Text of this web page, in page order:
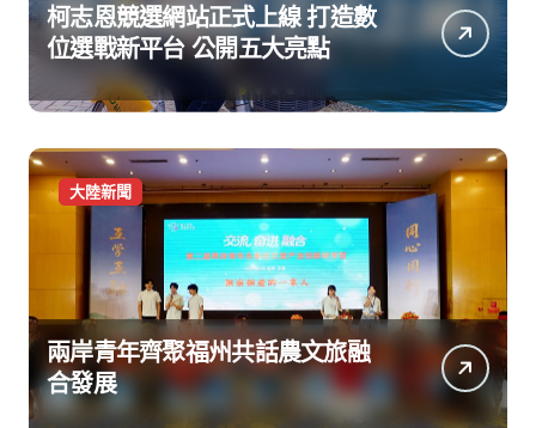
柯志恩競選網站正式上線 打造數
位選戰新平台 公開五大亮點
大陸新聞
兩岸青年齊聚福州共話農文旅融
合發展